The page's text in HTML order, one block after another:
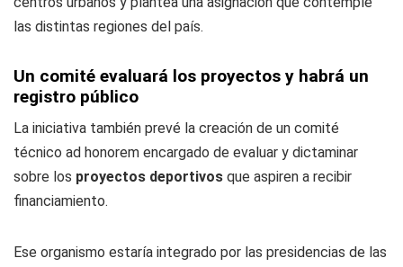
las distintas regiones del país.
Un comité evaluará los proyectos y habrá un
registro público
La iniciativa también prevé la creación de un comité
técnico ad honorem encargado de evaluar y dictaminar
sobre los proyectos deportivos que aspiren a recibir
financiamiento.
Ese organismo estaría integrado por las presidencias de las